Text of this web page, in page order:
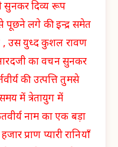
सुनकर दिव्य रूप
पूछने लगे की इन्द्र समेत
, उस युध्द कुशल रावण
का वचन सुनकर
की उत्पत्ति तुमसे
में त्रेतायुग में
नाम का एक बड़ा
प्राण प्यारी रानियाँ